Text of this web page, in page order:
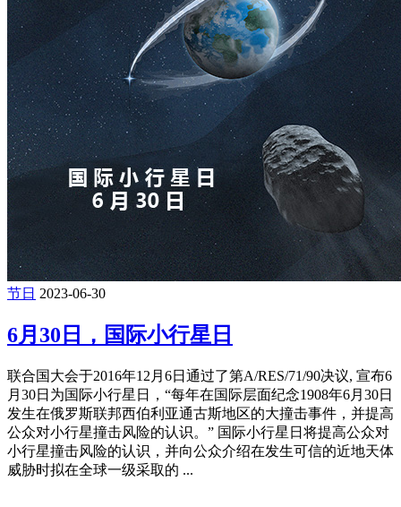
节日 2023-06-30
6月30日，国际小行星日
联合国大会于2016年12月6日通过了第A/RES/71/90决议, 宣布6
月30日为国际小行星日，“每年在国际层面纪念1908年6月30日
发生在俄罗斯联邦西伯利亚通古斯地区的大撞击事件，并提高
公众对小行星撞击风险的认识。” 国际小行星日将提高公众对
小行星撞击风险的认识，并向公众介绍在发生可信的近地天体
威胁时拟在全球一级采取的 ...